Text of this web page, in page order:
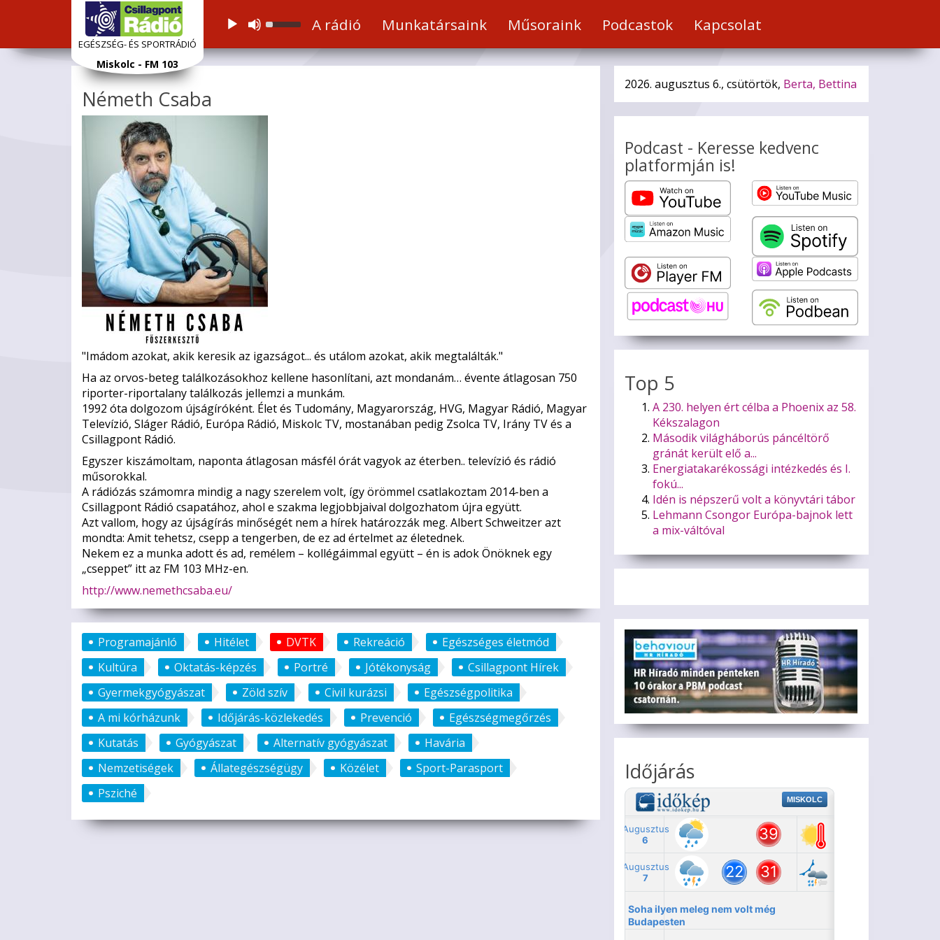
Ugrás
EGÉSZSÉG- ÉS SPORTRÁDIÓ
Miskolc - FM 103
Audiolejátszó
Fel/Le
nyíl
A rádió Munkatársaink Műsoraink Podcastok Kapcsolat
Németh Csaba
"Imádom azokat, akik keresik az igazságot... és utálom azokat, akik megtalálták."
Ha az orvos-beteg találkozásokhoz kellene hasonlítani, azt mondanám… évente átlagosan 750
riporter-riportalany találkozás jellemzi a munkám.
1992 óta dolgozom újságíróként. Élet és Tudomány, Magyarország, HVG, Magyar Rádió, Magyar
Televízió, Sláger Rádió, Európa Rádió, Miskolc TV, mostanában pedig Zsolca TV, Irány TV és a
Csillagpont Rádió.
Egyszer kiszámoltam, naponta átlagosan másfél órát vagyok az éterben.. televízió és rádió
műsorokkal.
A rádiózás számomra mindig a nagy szerelem volt, így örömmel csatlakoztam 2014-ben a
Csillagpont Rádió csapatához, ahol e szakma legjobbjaival dolgozhatom újra együtt.
Azt vallom, hogy az újságírás minőségét nem a hírek határozzák meg. Albert Schweitzer azt
mondta: Amit tehetsz, csepp a tengerben, de ez ad értelmet az életednek.
Nekem ez a munka adott és ad, remélem – kollégáimmal együtt – én is adok Önöknek egy
„cseppet” itt az FM 103 MHz-en.
http://www.nemethcsaba.eu/
Programajánló Hitélet DVTK Rekreáció
Egészséges életmód
Kultúra
Oktatás-képzés Portré Jótékonyság
Csillagpont Hírek
Gyermekgyógyászat
Zöld szív Civil kurázsi
Egészségpolitika
A mi kórházunk
Időjárás-közlekedés Prevenció
Egészségmegőrzés
Kutatás
Gyógyászat Alternatív gyógyászat
Havária
Nemzetiségek
Állategészségügy Közélet
Sport-Parasport
Psziché
2026. augusztus 6., csütörtök, Berta, Bettina
Podcast - Keresse kedvenc
platformján is!
Top 5
A 230. helyen ért célba a Phoenix az 58.
Kékszalagon
Második világháborús páncéltörő
gránát került elő a...
Energiatakarékossági intézkedés és I.
fokú...
Idén is népszerű volt a könyvtári tábor
Lehmann Csongor Európa-bajnok lett
a mix-váltóval
Időjárás